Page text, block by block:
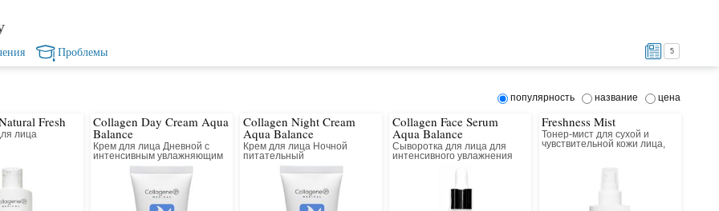
5
Проблемы
популярность название цена
Fresh
лица
Collagen Day Cream Aqua
Balance
Крем для лица Дневной с
интенсивным увлажняющим
и лифтинг действием
Collagen Night Cream
Aqua Balance
Крем для лица Ночной
питательный
восстанавливающий
Collagen Face Serum
Aqua Balance
Сыворотка для лица для
интенсивного увлажнения
Freshness Mist
Тонер-мист для сухой и
чувствительной кожи лица,